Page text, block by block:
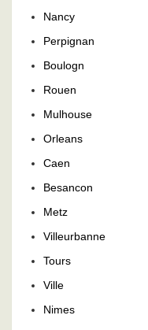
Nancy
Perpignan
Boulogn
Rouen
Mulhouse
Orleans
Caen
Besancon
Metz
Villeurbanne
Tours
Ville
Nimes